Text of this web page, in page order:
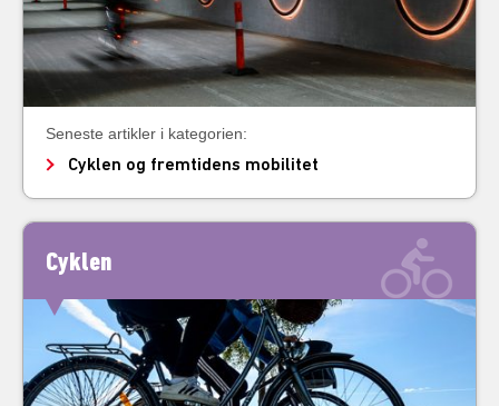
Seneste artikler i kategorien:
Cyklen og fremtidens mobilitet
Cyklen